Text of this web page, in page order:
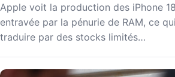
Apple voit la production des iPhone
entravée par la pénurie de RAM, ce
traduire par des stocks limités…